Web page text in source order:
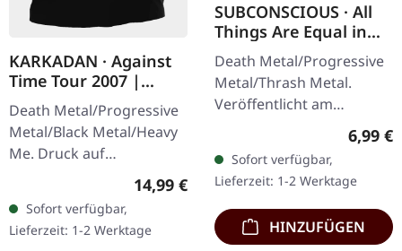
KARKADAN · Against
Time Tour 2007 |
GIRLIE
Death Metal/Progressive
Metal/Black Metal/Heavy
Me. Druck auf
Rückseite. Front Logo,
Rückseite: Tourdaten.
100% Baumwolle
Regulärer Preis:
14,99 €
Sofort verfügbar,
Lieferzeit: 1-2 Werktage
SUBCONSCIOUS · All
Things Are Equal in
Death | CD
Death Metal/Progressive
Metal/Thrash Metal.
Veröffentlicht am
08.08.2008, auf Supreme
Chaos Records. CD im
Jewelcase mit 8-seitigem
Booklet.…
6,99 €
Sofort verfügbar,
Lieferzeit: 1-2 Werktage
HINZUFÜGEN